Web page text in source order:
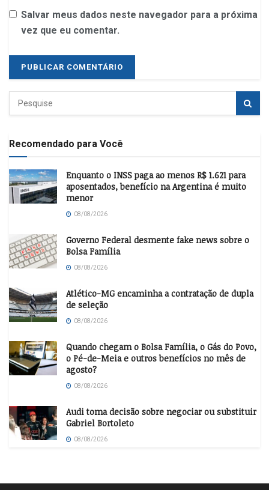
Salvar meus dados neste navegador para a próxima
vez que eu comentar.
Recomendado para Você
Enquanto o INSS paga ao menos R$ 1.621 para
aposentados, benefício na Argentina é muito
menor
08/08/2026
Governo Federal desmente fake news sobre o
Bolsa Família
08/08/2026
Atlético-MG encaminha a contratação de dupla
de seleção
08/08/2026
Quando chegam o Bolsa Família, o Gás do Povo,
o Pé-de-Meia e outros benefícios no mês de
agosto?
08/08/2026
Audi toma decisão sobre negociar ou substituir
Gabriel Bortoleto
08/08/2026